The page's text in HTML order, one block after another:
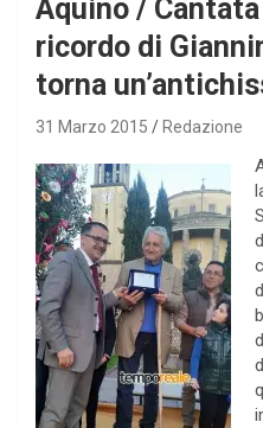
Aquino /
ricordo di
torna
31 Marzo 2015 Redazione